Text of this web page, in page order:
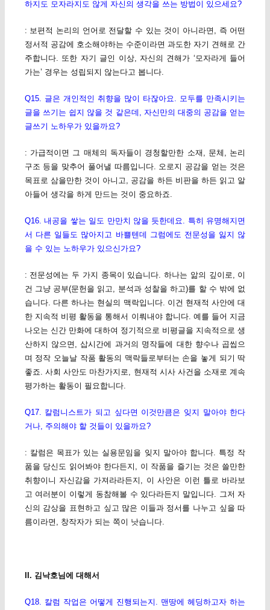
하지도 모자라지도 않게 자신의 생각을 쓰는 방법이 있으세요?
: 보편적 논리의 언어로 전달할 수 있는 것이 아니라면, 즉 어떤
정서적 공감에 호소해야하는 수준이라면 과도한 자기 견해로 간
주합니다. 또한 자기 글인 이상, 자신의 견해가 ‘모자라게 들어
가는’ 경우는 성립되지 않는다고 봅니다.
Q15. 글은 개인적인 취향을 많이 타잖아요. 모두를 만족시키는
글을 쓰기는 쉽지 않을 것 같은데, 자신만의 대중의 공감을 얻는
글쓰기 노하우가 있을까요?
: 가급적이면 그 매체의 독자들이 경청할만한 소재, 문체, 논리
구조 등을 맞추어 풀어낼 따름입니다. 오로지 공감을 얻는 것은
목표로 삼을만한 것이 아니고, 공감을 하든 비판을 하든 읽고 알
아들어 생각을 하게 만드는 것이 중요하죠.
Q16. 내공을 쌓는 일도 만만치 않을 듯한데요. 특히 유명해지면
서 다른 일들도 많아지고 바쁠텐데 그럼에도 전문성을 잃지 않
을 수 있는 노하우가 있으신가요?
: 전문성에는 두 가지 종목이 있습니다. 하나는 앎의 깊이로, 이
건 그냥 공부(문헌을 읽고, 분석과 성찰을 하고)를 할 수 밖에 없
습니다. 다른 하나는 현실의 맥락입니다. 이건 현재적 사안에 대
한 지속적 비평 활동을 통해서 이뤄내야 합니다. 예를 들어 지금
나오는 신간 만화에 대하여 정기적으로 비평글을 지속적으로 생
산하지 않으면, 삽시간에 과거의 명작들에 대한 향수나 곱씹으
며 정작 오늘날 작품 활동의 맥락들로부터는 손을 놓게 되기 딱
좋죠. 사회 사안도 마찬가지로, 현재적 시사 사건을 소재로 계속
평가하는 활동이 필요합니다.
Q17. 칼럼니스트가 되고 싶다면 이것만큼은 잊지 말아야 한다
거나, 주의해야 할 것들이 있을까요?
: 칼럼은 목표가 있는 실용문임을 잊지 말아야 합니다. 특정 작
품을 당신도 읽어봐야 한다든지, 이 작품을 즐기는 것은 쓸만한
취향이니 자신감을 가져라라든지, 이 사안은 이런 틀로 바라보
고 여러분이 이렇게 동참해볼 수 있다라든지 말입니다. 그저 자
신의 감상을 표현하고 싶고 많은 이들과 정서를 나누고 싶을 따
름이라면, 창작자가 되는 쪽이 낫습니다.
II. 김낙호님에 대해서
Q18. 칼럼 작업은 어떻게 진행되는지. 맨땅에 헤딩하고자 하는